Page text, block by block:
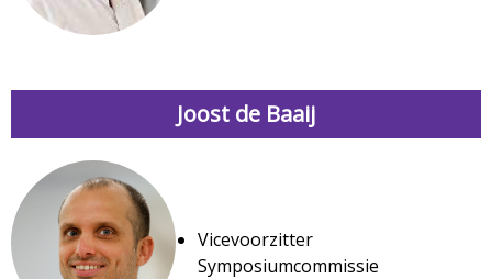
Joost de Baaij
Vicevoorzitter
Symposiumcommissie